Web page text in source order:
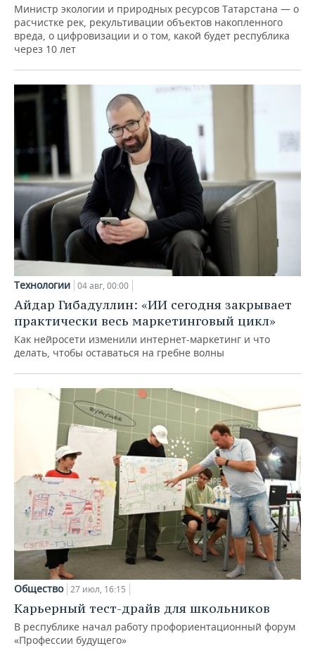
Министр экологии и природных ресурсов Татарстана — о
расчистке рек, рекультивации объектов накопленного
вреда, о цифровизации и о том, какой будет республика
через 10 лет
Технологии 04 авг, 00:00
Айдар Гибадуллин: «ИИ сегодня закрывает
практически весь маркетинговый цикл»
Как нейросети изменили интернет-маркетинг и что
делать, чтобы оставаться на гребне волны
Общество 27 июл, 16:15
Карьерный тест-драйв для школьников
В республике начал работу профориентационный форум
«Профессии будущего»